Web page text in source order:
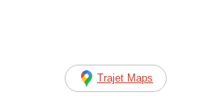
Trajet Maps